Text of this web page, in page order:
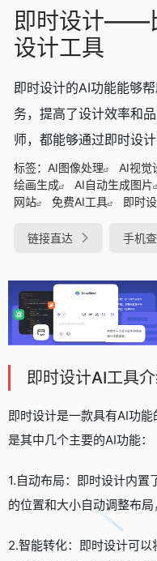
即时设计——
设计工具
即时设计的AI功能能够
务，提高了设计效率和
师，都能够通过即时设
标签： AI图像处理 AI视觉
绘画生成
AI自动生成图片
网站
免费AI工具 即时
链接直达 手机
即时设计AI工具
即时设计是一款具有AI功
是其中几个主要的AI功能：
1.自动布局：即时设计内
的位置和大小自动调整布局
2.智能转化：即时设计可